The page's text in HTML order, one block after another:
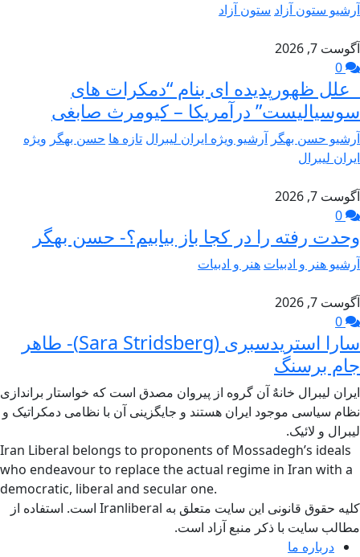
آرشیو ستون آزاد ستون آزاد
آگوست 7, 2026
علل ظهورپدیده ای بنام “دمکرات های
سوسیالیست” درآمریکا – کیومرث صابغی
آرشیو حسن بهگر آرشیو ویژه ایران لیبرال تازه ها حسن بهگر ویژه
ایران لیبرال
آگوست 7, 2026
وحدت رفته را در کجا باز بیابیم؟- حسن بهگر
آرشیو هنر و ادبیات هنر و ادبیات
آگوست 7, 2026
سارا استریدسبری (Sara Stridsberg)- طاهر
جام برسنگ
ایران لیبرال خانهٌ آن گروه از پیروان مصدق است که خواستار براندازی
نظام سیاسی موجود ایران هستند و جایگزینی آن با نظامی دمکراتیک و
لیبرال و لائیک.
Iran Liberal belongs to proponents of Mossadegh’s ideals
who endeavour to replace the actual regime in Iran with a
democratic, liberal and secular one.
کلیه حقوق قانونی این سایت متعلق به Iranliberal است. استفاده از
مطالب سایت با ذکر منبع آزاد است.
درباره ما